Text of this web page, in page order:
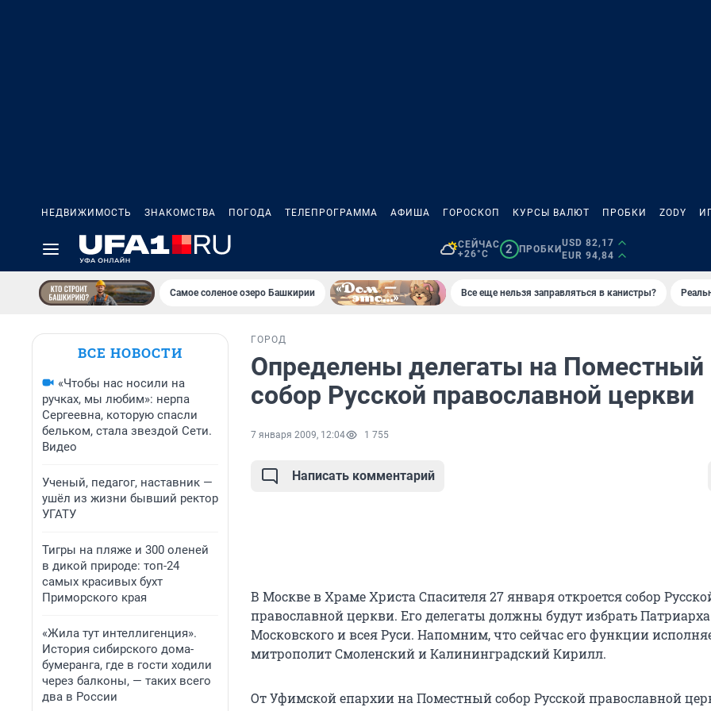
НЕДВИЖИМОСТЬ ЗНАКОМСТВА ПОГОДА ТЕЛЕПРОГРАММА АФИША ГОРОСКОП КУРСЫ ВАЛЮТ ПРОБКИ ZODY
СЕЙЧАС
+26°C
2 ПРОБКИ
USD 82,17
EUR 94,84
Самое соленое озеро Башкирии Все еще нельзя заправляться в канистры?
ВСЕ НОВОСТИ
«Чтобы нас носили на
ручках, мы любим»: нерпа
Сергеевна, которую спасли
бельком, стала звездой Сети.
Видео
Ученый, педагог, наставник —
ушёл из жизни бывший ректор
УГАТУ
Тигры на пляже и 300 оленей
в дикой природе: топ-24
самых красивых бухт
Приморского края
«Жила тут интеллигенция».
История сибирского дома-
бумеранга, где в гости ходили
через балконы, — таких всего
два в России
ГОРОД
Определены делегаты на Поместный
собор Русской православной церкви
7 января 2009, 12:04 1 755
Написать комментарий
В Москве в Храме Христа Спасителя 27 января откроется собор
православной церкви. Его делегаты должны будут избрать Патриарха
Московского и всея Руси. Напомним, что сейчас его функции
митрополит Смоленский и Калининградский Кирилл.
От Уфимской епархии на Поместный собор Русской православной